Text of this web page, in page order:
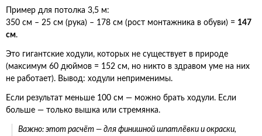
Пример для потолка 3,5 м:
350 см – 25 см (рука) – 178 см (рост монтажника в обуви) = 147
см.
Это гигантские ходули, которых не существует в природе
(максимум 60 дюймов = 152 см, но никто в здравом уме на них
не работает). Вывод: ходули неприменимы.
Если результат меньше 100 см — можно брать ходули. Если
больше — только вышка или стремянка.
Важно: этот расчёт — для финишной шпатлёвки и окраски,